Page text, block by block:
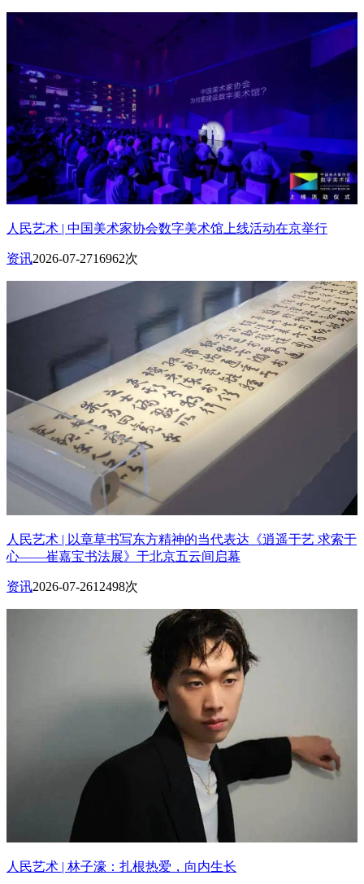
人民艺术 | 中国美术家协会数字美术馆上线活动在京举行
资讯2026-07-2716962次
人民艺术 | 以章草书写东方精神的当代表达《逍遥于艺 求索于
心——崔嘉宝书法展》于北京五云间启幕
资讯2026-07-2612498次
人民艺术 | 林子濠：扎根热爱，向内生长